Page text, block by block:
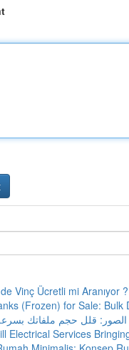
Vinç Ücretli mi Aranıyor ?
(Frozen) for Sale: Bulk
قلل حجم ملفاتك
Electrical Services